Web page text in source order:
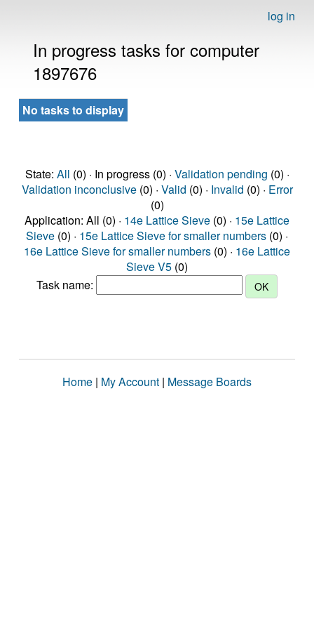
log in
In progress tasks for computer
1897676
No tasks to display
State: All (0) · In progress (0) · Validation pending (0) ·
Validation inconclusive(0) · Valid (0) · Invalid (0) · Error
(0)
Application: All (0) · 14e Lattice Sieve (0) · 15e Lattice
Sieve (0) · 15e Lattice Sieve for smaller numbers (0) ·
16e Lattice Sieve for smaller numbers (0) · 16e Lattice
Sieve V5 (0)
Task name:
Home | My Account | Message Boards